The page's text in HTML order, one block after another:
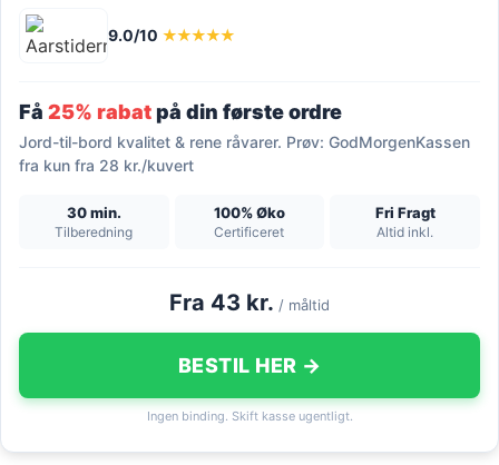
9.0/10 ★★★★★
Få 25% rabatpå din første ordre
Jord-til-bord kvalitet & rene råvarer. Prøv: GodMorgenKassen
fra kun fra 28 kr./kuvert
30 min.
Tilberedning
100% Øko
Certificeret
Fri Fragt
Altid inkl.
Fra 43 kr. / måltid
BESTIL HER →
Ingen binding. Skift kasse ugentligt.